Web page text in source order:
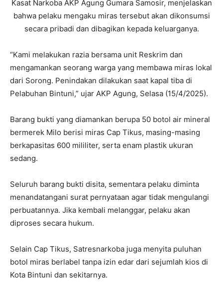
Kasat Narkoba AKP Agung Gumara Samosir, menjelaskan
bahwa pelaku mengaku miras tersebut akan dikonsumsi
secara pribadi dan dibagikan kepada keluarganya.
“Kami melakukan razia bersama unit Reskrim dan
mengamankan seorang warga yang membawa miras lokal
dari Sorong. Penindakan dilakukan saat kapal tiba di
Pelabuhan Bintuni,” ujar AKP Agung, Selasa (15/4/2025).
Barang bukti yang diamankan berupa 50 botol air mineral
bermerek Milo berisi miras Cap Tikus, masing-masing
berkapasitas 600 mililiter, serta enam plastik ukuran
sedang.
Seluruh barang bukti disita, sementara pelaku diminta
menandatangani surat pernyataan agar tidak mengulangi
perbuatannya. Jika kembali melanggar, pelaku akan
diproses secara hukum.
Selain Cap Tikus, Satresnarkoba juga menyita puluhan
botol miras berlabel tanpa izin edar dari sejumlah kios di
Kota Bintuni dan sekitarnya.